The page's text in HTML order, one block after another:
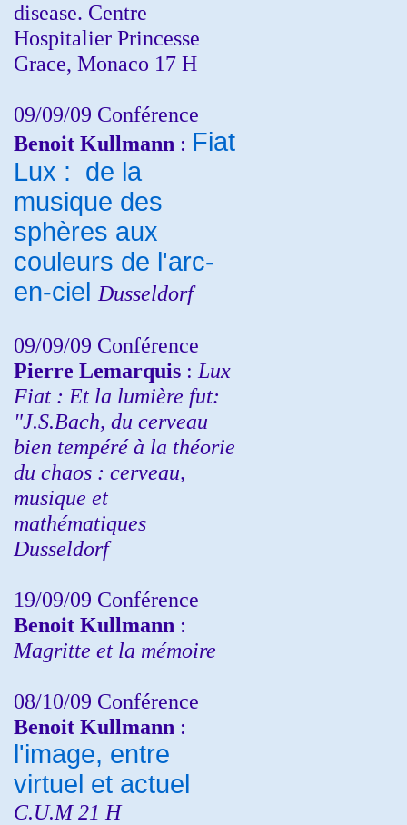
disease. Centre
Hospitalier Princesse
Grace, Monaco 17 H
09/09/09 Conférence
Benoit Kullmann : Fiat
Lux : de la
musique des
sphères aux
couleurs de l'arc-
en-ciel Dusseldorf
09/09/09 Conférence
Pierre Lemarquis : Lux
Fiat : Et la lumière fut:
"J.S.Bach, du cerveau
bien tempéré à la théorie
du chaos : cerveau,
musique et
mathématiques
Dusseldorf
19/09/09 Conférence
Benoit Kullmann :
Magritte et la mémoire
08/10/09 Conférence
Benoit Kullmann :
l'image, entre
virtuel et actuel
C.U.M 21 H